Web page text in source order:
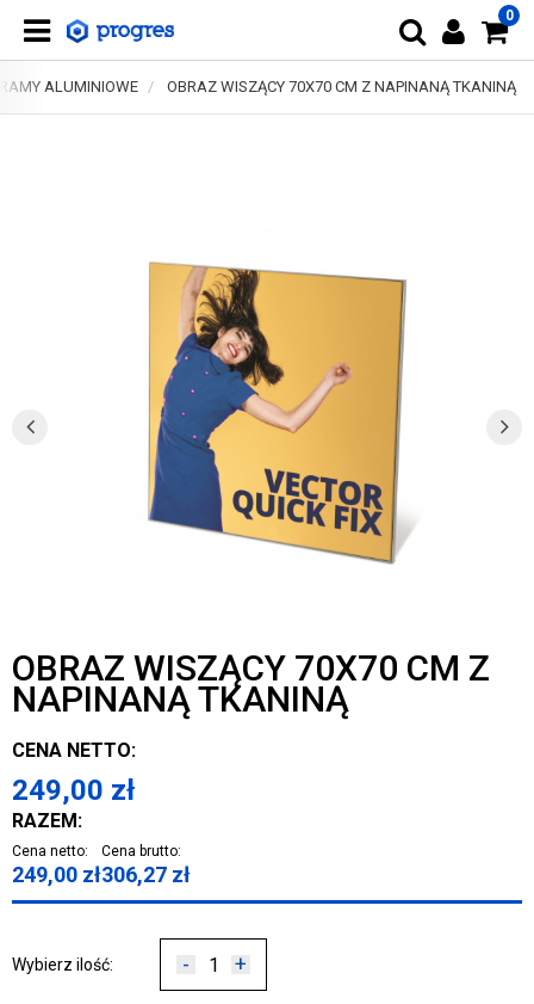
0
RAMY ALUMINIOWE OBRAZ WISZĄCY 70X70 CM Z NAPINANĄ TKANINĄ
OBRAZ WISZĄCY 70X70 CM Z
NAPINANĄ TKANINĄ
CENA NETTO:
249,00 zł
RAZEM:
Cena netto:
249,00 zł
Cena brutto:
306,27 zł
Wybierz ilość: - +